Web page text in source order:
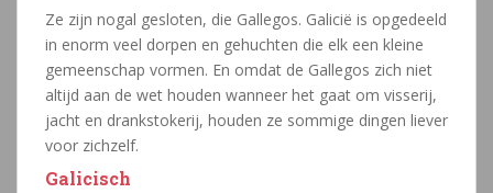
Ze zijn nogal gesloten, die Gallegos. Galicië is opgedeeld
in enorm veel dorpen en gehuchten die elk een kleine
gemeenschap vormen. En omdat de Gallegos zich niet
altijd aan de wet houden wanneer het gaat om visserij,
jacht en drankstokerij, houden ze sommige dingen liever
voor zichzelf.
Galicisch